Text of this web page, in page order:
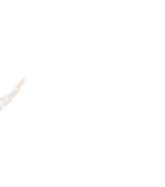
うーﾝ♡ﾎｯ､もう地獄は
ンDEATHね～」@神
俺の弾丸をﾊﾞ
♡ﾎｯ､もう地獄はサッタン
～」@神戸ワールド記
ダー商品
かけ資材発注をする為、状況に応じて
す。10日前以降のキャンセルの場合は
存じます。 制作スタート後は返金不